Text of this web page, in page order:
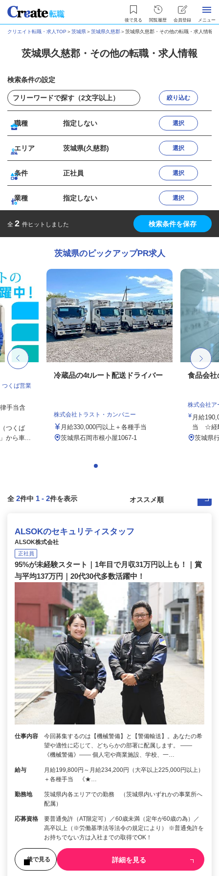
後で見る 閲覧履歴 会員登録 メニュー
クリエイト転職・求人TOP ＞茨城県＞茨城県久慈郡＞茨城県久慈郡・その他の転職・求人情報
茨城県久慈郡・その他の転職・求人情報
検索条件の設定
絞り込む
職種 指定しない 選択
エリア 茨城県(久慈郡) 選択
条件 正社員 選択
業種 指定しない 選択
全 2 件ヒットしました 検索条件を保存
茨城県のピックアップPR求人
くば営業
手当含
つくば
から車...
冷蔵品の4tルート配送ドライバー
株式会社トラスト・カンパニー
月給330,000円以上＋各種手当
茨城県石岡市根小屋1067-1
食品会社
株式会社ア
月給
当 ☆経
茨城県
全 2件中 1 - 2件を表示
ALSOKのセキュリティスタッフ
ALSOK株式会社
正社員
95%が未経験スタート｜1年目で月収31万円以上も！｜賞
与平均137万円｜20代30代多数活躍中！
仕事内容
今回募集するのは【機械警備】と【警備輸送】。あなたの希
望や適性に応じて、どちらかの部署に配属します。 ――
《機械警備》―― 個人宅や商業施設、学校、一…
給与
月給199,800円～月給234,200円（大卒以上225,000円以上）
＋各種手当 《★…
勤務地
茨城県内各エリアでの勤務 （茨城県内いずれかの事業所へ
配属）
応募資格
要普通免許（AT限定可）／60歳未満（定年が60歳の為）／
高卒以上（※労働基準法等法令の規定により） ※普通免許を
お持ちでない方は入社までの取得でOK！
後で見る 詳細を見る